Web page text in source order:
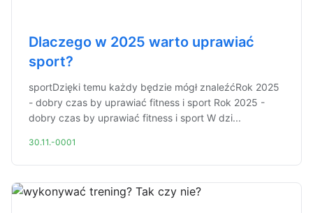
Dlaczego w 2025 warto uprawiać
sport?
sportDzięki temu każdy będzie mógł znaleźćRok 2025
- dobry czas by uprawiać fitness i sport Rok 2025 -
dobry czas by uprawiać fitness i sport W dzi...
30.11.-0001